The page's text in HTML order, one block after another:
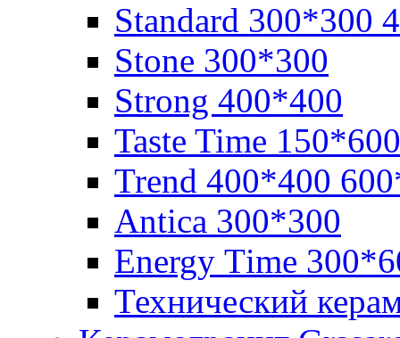
Standard 300*300
Stone 300*300
Strong 400*400
Taste Time
Trend 400*400
Аntica 300*300
Еnergy Тime
Технический